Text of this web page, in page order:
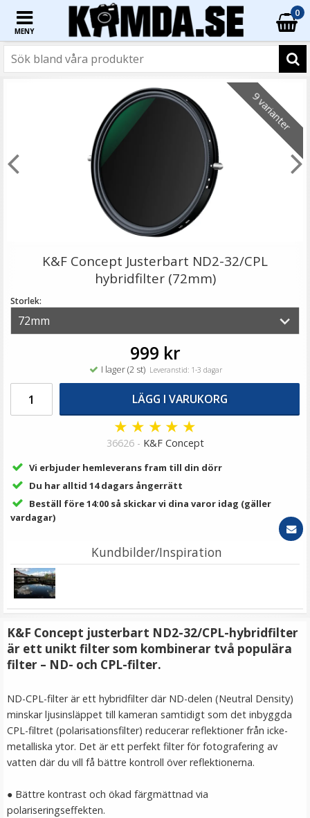
MENY
0
Step Up Ring 67-77mm - Gör filtergängan större
LÄGG I VARUKORG
Step Up Ring 77-82mm - Gör filtergängan större
LÄGG I VARUKORG
JJC Automatiskt främre objektivlock för Ricoh GR IIIx
9 varianter
K&F Concept Justerbart ND2-32/CPL
hybridfilter (72mm)
Storlek:
999 kr
I lager (2 st) Leveranstid: 1-3 dagar
LÄGG I VARUKORG
★ ★ ★ ★ ★
36626 - K&F Concept
Vi erbjuder hemleverans fram till din dörr
Du har alltid 14 dagars ångerrätt
Beställ före 14:00 så skickar vi dina varor idag (gäller
vardagar)
Kundbilder/Inspiration
K&F Concept justerbart ND2-32/CPL-hybridfilter
är ett unikt filter som kombinerar två populära
filter – ND- och CPL-filter.
ND-CPL-filter är ett hybridfilter där ND-delen (Neutral Density)
minskar ljusinsläppet till kameran samtidigt som det inbyggda
CPL-filtret (polarisationsfilter) reducerar reflektioner från icke-
metalliska ytor. Det är ett perfekt filter för fotografering av
vatten där du vill få bättre kontroll över reflektionerna.
● Bättre kontrast och ökad färgmättnad via
polariseringseffekten.